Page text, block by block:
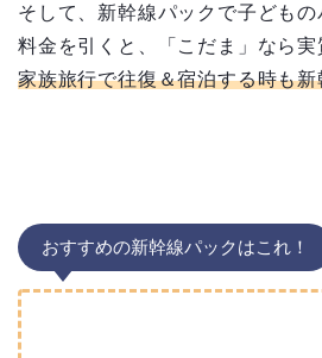
そして、新幹線パックで子ども
料金を引くと、「こだま」なら実
家族旅行で往復＆宿泊する時も
おすすめの新幹線パックはこれ！